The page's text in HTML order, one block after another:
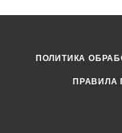
ПОЛИТИКА
ПРАВИЛА